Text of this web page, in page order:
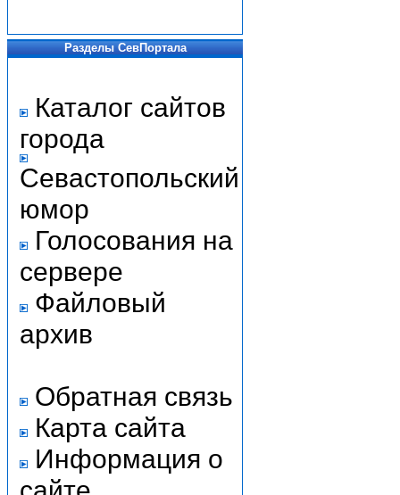
Разделы СевПортала
Каталог сайтов
города
Севастопольский
юмор
Голосования на
сервере
Файловый
архив
Обратная связь
Карта сайта
Информация о